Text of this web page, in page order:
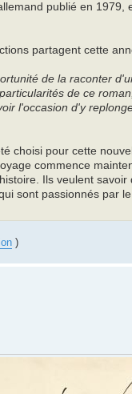
publié en
partagent cette
de la raconter
de ce
l'occasion d'y
choisi pour cette
commence
Ils veulent
sont passionnés par
)